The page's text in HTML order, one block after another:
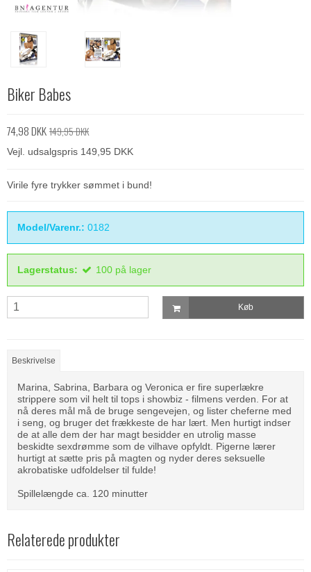
Biker Babes
74,98 DKK149,95 DKK
Vejl. udsalgspris 149,95 DKK
Virile fyre trykker sømmet i bund!
Model/Varenr.: 0182
Lagerstatus: 100 på lager
Køb
Beskrivelse
Marina, Sabrina, Barbara og Veronica er fire superlækre
strippere som vil helt til tops i showbiz - filmens verden. For at
nå deres mål må de bruge sengevejen, og lister cheferne med
i seng, og bruger det frækkeste de har lært. Men hurtigt indser
de at alle dem der har magt besidder en utrolig masse
beskidte sexdrømme som de vilhave opfyldt. Pigerne lærer
hurtigt at sætte pris på magten og nyder deres seksuelle
akrobatiske udfoldelser til fulde!
Spillelængde ca. 120 minutter
Relaterede produkter